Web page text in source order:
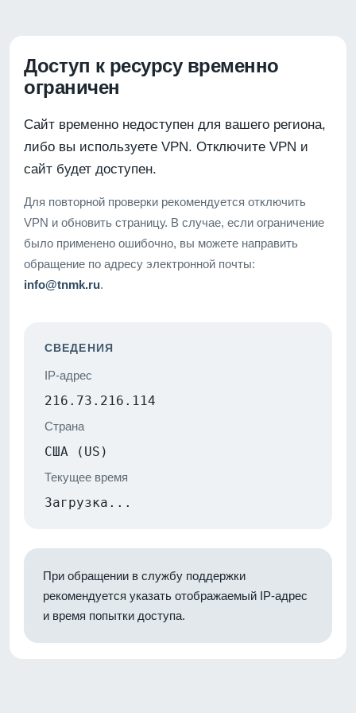
Доступ к ресурсу временно
ограничен
Сайт временно недоступен для вашего региона,
либо вы используете VPN. Отключите VPN и
сайт будет доступен.
Для повторной проверки рекомендуется отключить
VPN и обновить страницу. В случае, если ограничение
было применено ошибочно, вы можете направить
обращение по адресу электронной почты:
info@tnmk.ru.
СВЕДЕНИЯ
IP-адрес
216.73.216.114
Страна
США (US)
Текущее время
Загрузка...
При обращении в службу поддержки
рекомендуется указать отображаемый IP-адрес
и время попытки доступа.